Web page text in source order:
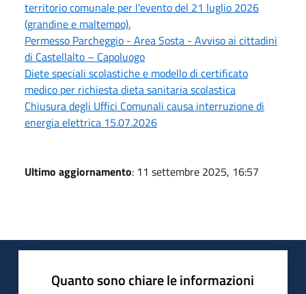
territorio comunale per l'evento del 21 luglio 2026
(grandine e maltempo).
Permesso Parcheggio - Area Sosta - Avviso ai cittadini
di Castellalto – Capoluogo
Diete speciali scolastiche e modello di certificato
medico per richiesta dieta sanitaria scolastica
Chiusura degli Uffici Comunali causa interruzione di
energia elettrica 15.07.2026
Ultimo aggiornamento: 11 settembre 2025, 16:57
Quanto sono chiare le informazioni